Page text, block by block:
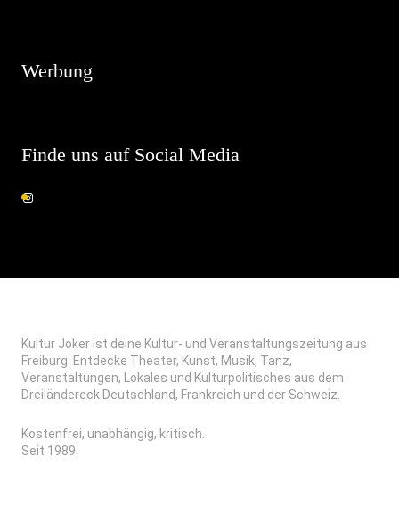
Werbung
Finde uns auf Social Media
Kultur Joker ist deine Kultur- und Veranstaltungszeitung aus
Freiburg. Entdecke Theater, Kunst, Musik, Tanz,
Veranstaltungen, Lokales und Kulturpolitisches aus dem
Dreiländereck Deutschland, Frankreich und der Schweiz.
Kostenfrei, unabhängig, kritisch.
Seit 1989.